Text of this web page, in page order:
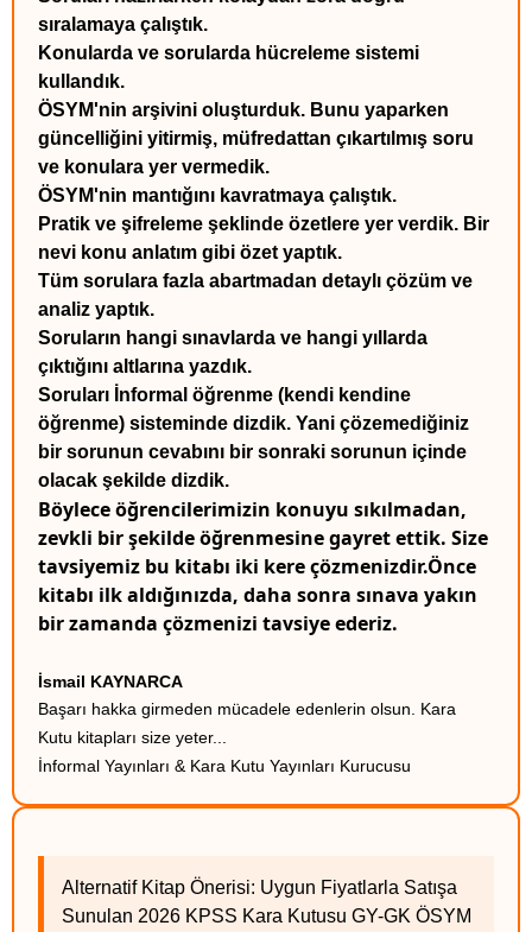
sıralamaya çalıştık.
Konularda ve sorularda hücreleme sistemi
kullandık.
ÖSYM'nin arşivini oluşturduk. Bunu yaparken
güncelliğini yitirmiş, müfredattan çıkartılmış soru
ve konulara yer vermedik.
ÖSYM'nin mantığını kavratmaya çalıştık.
Pratik ve şifreleme şeklinde özetlere yer verdik. Bir
nevi konu anlatım gibi özet yaptık.
Tüm sorulara fazla abartmadan detaylı çözüm ve
analiz yaptık.
Soruların hangi sınavlarda ve hangi yıllarda
çıktığını altlarına yazdık.
Soruları İnformal öğrenme (kendi kendine
öğrenme) sisteminde dizdik. Yani çözemediğiniz
bir sorunun cevabını bir sonraki sorunun içinde
olacak şekilde dizdik.
Böylece öğrencilerimizin konuyu sıkılmadan,
zevkli bir şekilde öğrenmesine gayret ettik. Size
tavsiyemiz bu kitabı iki kere çözmenizdir.Önce
kitabı ilk aldığınızda, daha sonra sınava yakın
bir zamanda çözmenizi tavsiye ederiz.
İsmail KAYNARCA
Başarı hakka girmeden mücadele edenlerin olsun. Kara
Kutu kitapları size yeter...
İnformal Yayınları & Kara Kutu Yayınları Kurucusu
Alternatif Kitap Önerisi: Uygun Fiyatlarla Satışa
Sunulan 2026 KPSS Kara Kutusu GY-GK ÖSYM